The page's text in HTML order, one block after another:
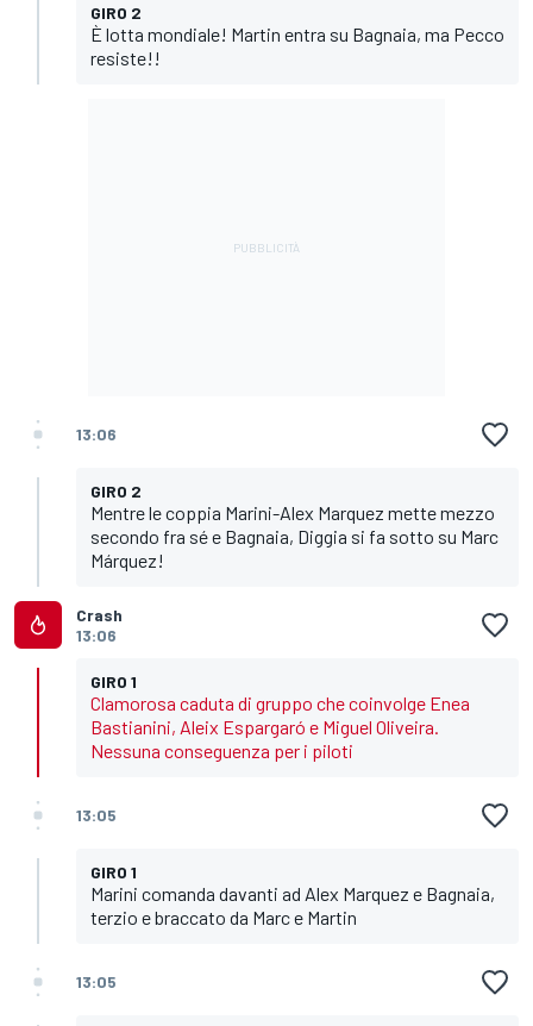
GIRO 2
È lotta mondiale! Martin entra su Bagnaia, ma Pecco
resiste!!
13:06
GIRO 2
Mentre le coppia Marini-Alex Marquez mette mezzo
secondo fra sé e Bagnaia, Diggia si fa sotto su Marc
Márquez!
Crash
13:06
GIRO 1
Clamorosa caduta di gruppo che coinvolge Enea
Bastianini, Aleix Espargaró e Miguel Oliveira.
Nessuna conseguenza per i piloti
13:05
GIRO 1
Marini comanda davanti ad Alex Marquez e Bagnaia,
terzio e braccato da Marc e Martin
13:05